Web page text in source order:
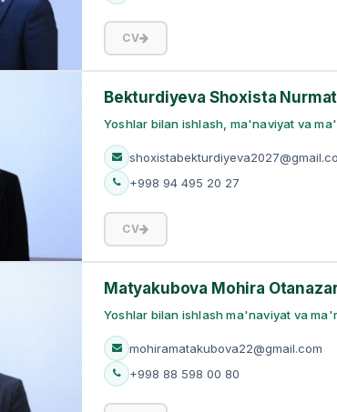
CV
Bekturdiyeva Shoxista
Yoshlar bilan ishlash, ma'naviyat va
+998 94 495 20 27
CV
Matyakubova Mohira
Yoshlar bilan ishlash ma'naviyat va
mohiramatakubova22@gmail.com
+998 88 598 00 80